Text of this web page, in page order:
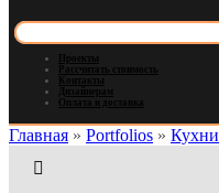
Проекты
Рассчитать стоимость
Контакты
Дизайнерам
Оплата и доставка
Главная » Portfolios » Кухни